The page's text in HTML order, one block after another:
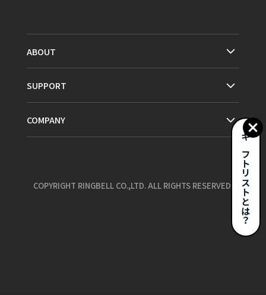
ギフトリストとは？
ABOUT
SUPPORT
COMPANY
COPYRIGHT RINGBELL CO.,LTD. ALL RIGHTS RESERVED.